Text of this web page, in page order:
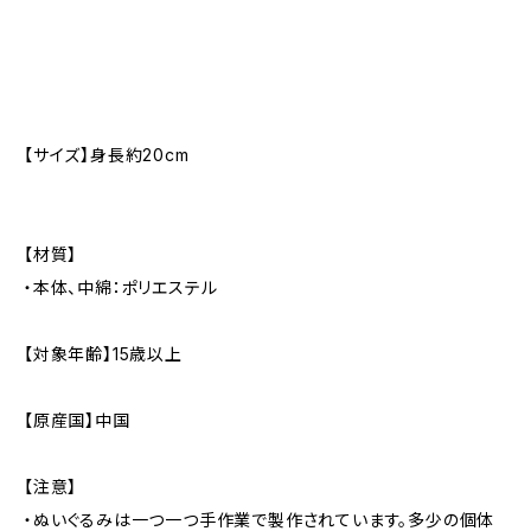
【サイズ】身長約20cm
【材質】
・本体、中綿：ポリエステル
【対象年齢】15歳以上
【原産国】中国
【注意】
・ぬいぐるみは一つ一つ手作業で製作されています。多少の個体